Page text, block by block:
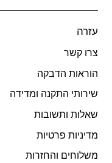
עזרה
צרו קשר
הוראות הדבקה
שירותי התקנה ומדידה
שאלות ותשובות
מדיניות פרטיות
משלוחים והחזרות